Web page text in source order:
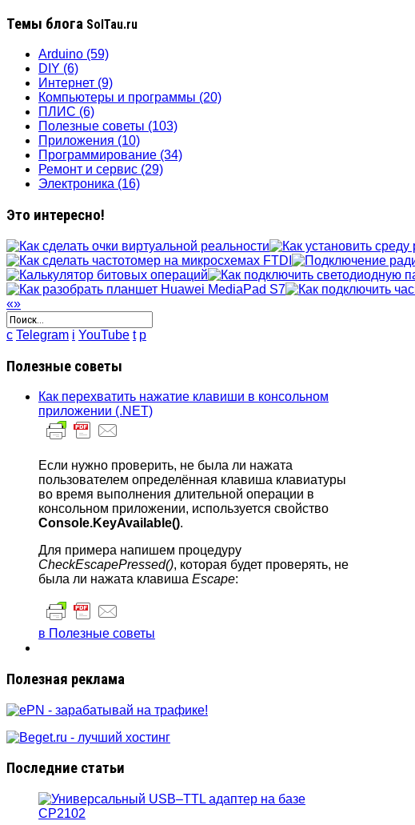
Темы блога SolTau.ru
Arduino (59)
DIY (6)
Интернет (9)
Компьютеры и программы (20)
ПЛИС (6)
Полезные советы (103)
Приложения (10)
Программирование (34)
Ремонт и сервис (29)
Электроника (16)
Это интересно!
«»
c Telegram i YouTube t p
Полезные советы
Как перехватить нажатие клавиши в консольном
приложении (.NET)
Если нужно проверить, не была ли нажата
пользователем определённая клавиша клавиатуры
во время выполнения длительной операции в
консольном приложении, используется свойство
Console.KeyAvailable().
Для примера напишем процедуру
CheckEscapePressed(), которая будет проверять, не
была ли нажата клавиша Escape:
в Полезные советы
Полезная реклама
Последние статьи